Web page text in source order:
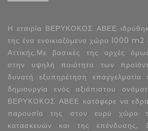
Η εταιρία ΒΕΡΥΚΟΚΟΣ ΑΒΕΕ
της ένα ενοικιαζόμενο χώρο 1000
Αττικής.Με βασικές της αρχές
στην υψηλή ποιότητα των
δυνατή εξυπηρέτηση επαγγελματία
δημιουργία ενός αξιόπιστου
ΒΕΡΥΚΟΚΟΣ ΑΒΕΕ κατάφερε να
παρουσία της στον ευρύ χώρο
κατασκευών και της επένδυσης,